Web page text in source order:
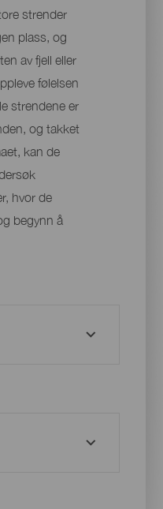
strender
plass, og
av fjell eller
følelsen
strendene er
og takket
kan de
hvor de
begynn å